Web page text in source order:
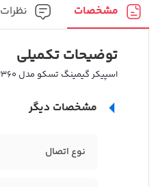
مشخصات نظرات
توضیحات تکمیلی
اسپیکر گیمینگ تسکو مدل GS 23360
مشخصات دیگر
نوع اتصال